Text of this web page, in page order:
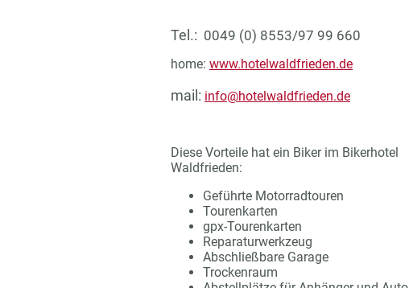
Tel.: 0049 (0) 8553/97 99 660
home: www.hotelwaldfrieden.de
mail: info@hotelwaldfrieden.de
Diese Vorteile hat ein Biker im Bikerhotel
Waldfrieden:
Geführte Motorradtouren
Tourenkarten
gpx-Tourenkarten
Reparaturwerkzeug
Abschließbare Garage
Trockenraum